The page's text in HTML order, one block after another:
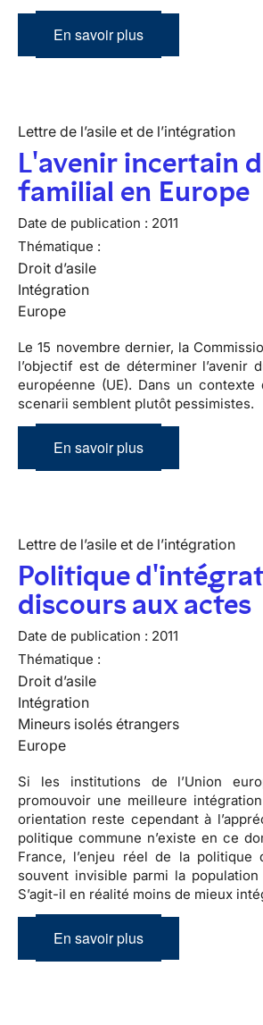
En savoir plus
Lettre de l’asile et de l’intégration
L'avenir incertain
familial en Europe
Date de publication : 2011
Thématique :
Droit d’asile
Intégration
Europe
Le 15 novembre dernier, la
l’objectif est de déterminer l’avenir
européenne (UE). Dans un
scenarii semblent plutôt pessimistes.
En savoir plus
Lettre de l’asile et de l’intégration
Politique
discours aux actes
Date de publication : 2011
Thématique :
Droit d’asile
Intégration
Mineurs isolés étrangers
Europe
Si les institutions de l’Union
promouvoir une meilleure
orientation reste cependant à
politique commune n’existe en ce
France, l’enjeu réel de la politique
souvent invisible parmi la
S’agit-il en réalité moins de mieux
En savoir plus